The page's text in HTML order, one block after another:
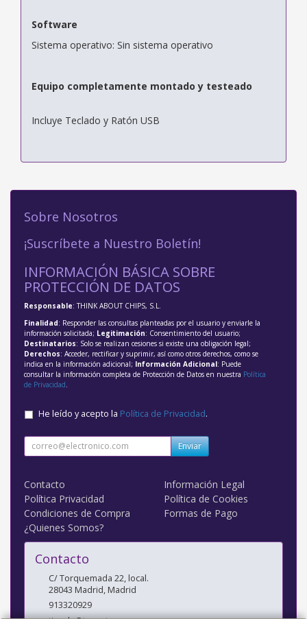
Software
Sistema operativo: Sin sistema operativo
Equipo completamente montado y testeado
Incluye Teclado y Ratón USB
Sobre Nosotros
¡Suscríbete a Nuestro Boletín!
INFORMACIÓN BÁSICA SOBRE
PROTECCIÓN DE DATOS
Responsable: THINK ABOUT CHIPS, S.L.
Finalidad: Responder las consultas planteadas por el usuario y enviarle la
información solicitada; Legitimación: Consentimiento del usuario;
Destinatarios: Solo se realizan cesiones si existe una obligación legal;
Derechos: Acceder, rectificar y suprimir, así como otros derechos, como se
indica en la información adicional; Información Adicional: Puede
consultar la información completa de Protección de Datos en nuestra Política
de Privacidad
He leído y acepto la Política de Privacidad.
Enviar
Contacto
Información Legal
Política Privacidad
Política de Cookies
Condiciones de Compra
Formas de Pago
¿Quienes Somos?
Contacto
C/ Torquemada 22, local.
28043 Madrid,Madrid
913320929